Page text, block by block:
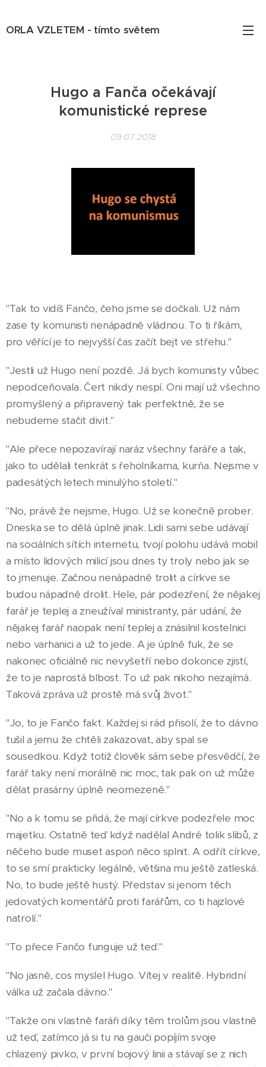
ORLA VZLETEM - tímto světem
Hugo a Fanča očekávají
komunistické represe
09.07.2018
"Tak to vidíš Fančo, čeho jsme se dočkali. Už nám
zase ty komunisti nenápadně vládnou. To ti říkám,
pro věřící je to nejvyšší čas začít bejt ve střehu."
"Jestli už Hugo není pozdě. Já bych komunisty vůbec
nepodceňovala. Čert nikdy nespí. Oni mají už všechno
promyšlený a připravený tak perfektně, že se
nebudeme stačit divit."
"Ale přece nepozavírají naráz všechny faráře a tak,
jako to udělali tenkrát s řeholníkama, kurňa. Nejsme v
padesátých letech minulýho století."
"No, právě že nejsme, Hugo. Už se konečně prober.
Dneska se to dělá úplně jinak. Lidi sami sebe udávají
na sociálních sítích internetu, tvojí polohu udává mobil
a místo lidových milicí jsou dnes ty troly nebo jak se
to jmenuje. Začnou nenápadně trolit a církve se
budou nápadně drolit. Hele, pár podezření, že nějakej
farář je teplej a zneužíval ministranty, pár udání, že
nějakej farář naopak není teplej a znásilnil kostelnici
nebo varhanici a už to jede. A je úplně fuk, že se
nakonec oficiálně nic nevyšetří nebo dokonce zjistí,
že to je naprostá blbost. To už pak nikoho nezajímá.
Taková zpráva už prostě má svůj život."
"Jo, to je Fančo fakt. Každej si rád přisolí, že to dávno
tušil a jemu že chtěli zakazovat, aby spal se
sousedkou. Když totiž člověk sám sebe přesvědčí, že
farář taky není morálně nic moc, tak pak on už může
dělat prasárny úplně neomezeně."
"No a k tomu se přidá, že mají církve podezřele moc
majetku. Ostatně teď když nadělal André tolik slibů, z
něčeho bude muset aspoň něco splnit. A odřít církve,
to se smí prakticky legálně, většina mu ještě zatleská.
No, to bude ještě hustý. Představ si jenom těch
jedovatých komentářů proti farářům, co ti hajzlové
natrolí."
"To přece Fančo funguje už teď."
"No jasně, cos myslel Hugo. Vítej v realitě. Hybridní
válka už začala dávno."
"Takže oni vlastně faráři díky těm trolům jsou vlastně
už teď, zatímco já si tu na gauči popíjím svoje
chlazený pivko, v první bojový linii a stávají se z nich